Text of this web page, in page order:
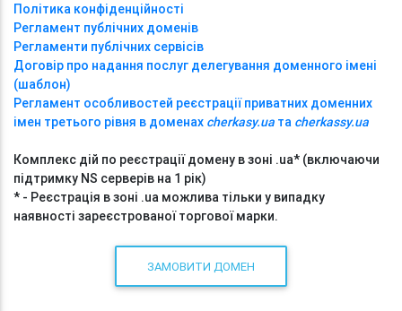
Політика конфіденційності
Регламент публічних доменів
Регламенти публічних сервісів
Договір про надання послуг делегування доменного імені
(шаблон)
Регламент особливостей реєстрації приватних доменних
імен третього рівня в доменах cherkasy.ua та cherkassy.ua
Комплекс дій по реєстрації домену в зоні .ua* (включаючи
підтримку NS серверів на 1 рік)
* - Реєстрація в зоні .ua можлива тільки у випадку
наявності зареєстрованої торгової марки.
ЗАМОВИТИ ДОМЕН